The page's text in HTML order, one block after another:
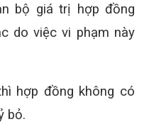
bộ giá trị hợp đồng
do việc vi phạm này
hợp đồng không có
bỏ.